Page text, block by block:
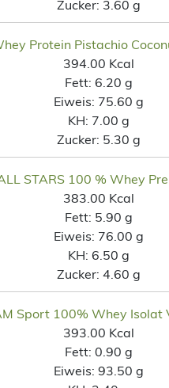
Zucker: 3.60 g
Protein Pistachio
394.00 Kcal
Fett: 6.20 g
Eiweis: 75.60 g
KH: 7.00 g
Zucker: 5.30 g
STARS 100 % Whey
383.00 Kcal
Fett: 5.90 g
Eiweis: 76.00 g
KH: 6.50 g
Zucker: 4.60 g
Sport 100% Whey Isolat
393.00 Kcal
Fett: 0.90 g
Eiweis: 93.50 g